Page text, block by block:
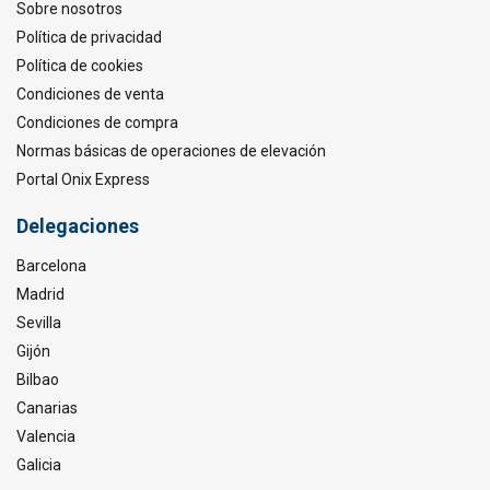
Sobre nosotros
Política de privacidad
Política de cookies
Condiciones de venta
Condiciones de compra
Normas básicas de operaciones de elevación
Portal Onix Express
Delegaciones
Barcelona
Madrid
Sevilla
Gijón
Bilbao
Canarias
Valencia
Galicia